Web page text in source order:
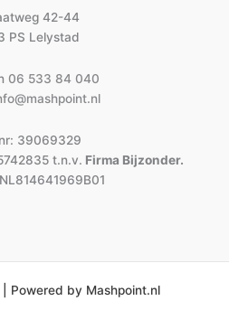
42-44
PS Lelystad
06 533 84 040
39069329
t.n.v. Firma Bijzonder.
Powered by Mashpoint.nl